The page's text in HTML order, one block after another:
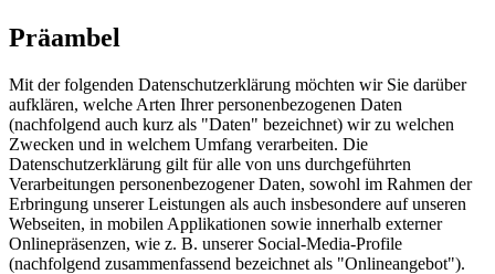
Präambel
Mit der folgenden Datenschutzerklärung möchten wir Sie darüber
aufklären, welche Arten Ihrer personenbezogenen Daten
(nachfolgend auch kurz als "Daten" bezeichnet) wir zu welchen
Zwecken und in welchem Umfang verarbeiten. Die
Datenschutzerklärung gilt für alle von uns durchgeführten
Verarbeitungen personenbezogener Daten, sowohl im Rahmen der
Erbringung unserer Leistungen als auch insbesondere auf unseren
Webseiten, in mobilen Applikationen sowie innerhalb externer
Onlinepräsenzen, wie z. B. unserer Social-Media-Profile
(nachfolgend zusammenfassend bezeichnet als "Onlineangebot").